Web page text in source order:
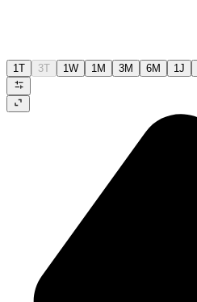
1T 3T 1W 1M 3M 6M 1J